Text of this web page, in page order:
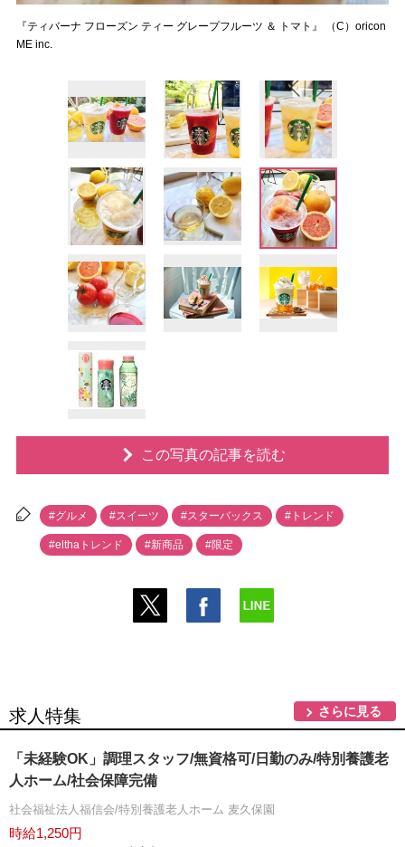
『ティバーナ フローズン ティー グレープフルーツ ＆ トマト』 （C）oricon
ME inc.
この写真の記事を読む
#グルメ #スイーツ #スターバックス #トレンド
#elthaトレンド #新商品 #限定
求人特集 さらに見る
「未経験OK」調理スタッフ/無資格可/日勤のみ/特別養護老
人ホーム/社会保障完備
社会福祉法人福信会/特別養護老人ホーム 麦久保園
時給1,250円